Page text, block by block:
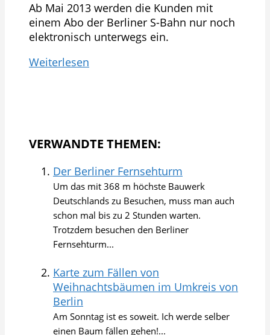
Ab Mai 2013 werden die Kunden mit
einem Abo der Berliner S-Bahn nur noch
elektronisch unterwegs ein.
Weiterlesen
VERWANDTE THEMEN:
Der Berliner Fernsehturm
Um das mit 368 m höchste Bauwerk
Deutschlands zu Besuchen, muss man auch
schon mal bis zu 2 Stunden warten.
Trotzdem besuchen den Berliner
Fernsehturm...
Karte zum Fällen von
Weihnachtsbäumen im Umkreis von
Berlin
Am Sonntag ist es soweit. Ich werde selber
einen Baum fällen gehen!...